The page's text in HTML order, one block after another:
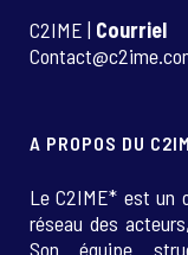
C2IME | Courriel
A PROPOS DU
Le C2IME* est un
réseau des
Son équipe